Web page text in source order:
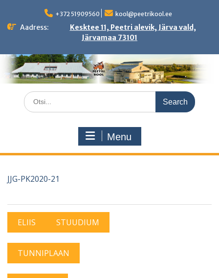
content
+372 51909560 kool@peetrikool.ee
Aadress:
Kesktee 11, Peetri alevik, Järva vald,
Järvamaa 73101
Search
for:
Menu
JJG-PK2020-21
ELIIS STUUDIUM
TUNNIPLAAN